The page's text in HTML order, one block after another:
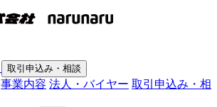
取引申込み・相談
事業内容 法人・バイヤー 取引申込み・相